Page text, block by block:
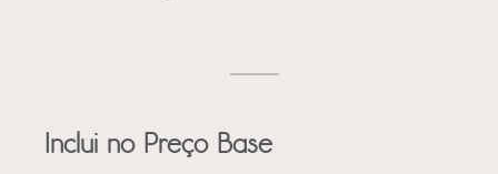
Inclui no Preço Base